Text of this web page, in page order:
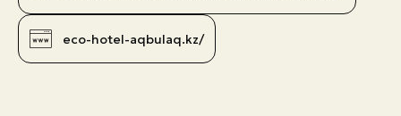
eco-hotel-aqbulaq.kz/